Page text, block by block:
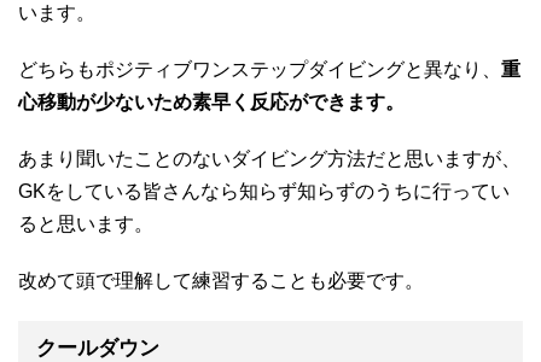
います。
どちらもポジティブワンステップダイビングと異なり、 重
心移動が少ないため素早く反応ができます。
あまり聞いたことのないダイビング方法だと思いますが、
GKをしている皆さんなら知らず知らずのうちに行ってい
ると思います。
改めて頭で理解して練習することも必要です。
クールダウン